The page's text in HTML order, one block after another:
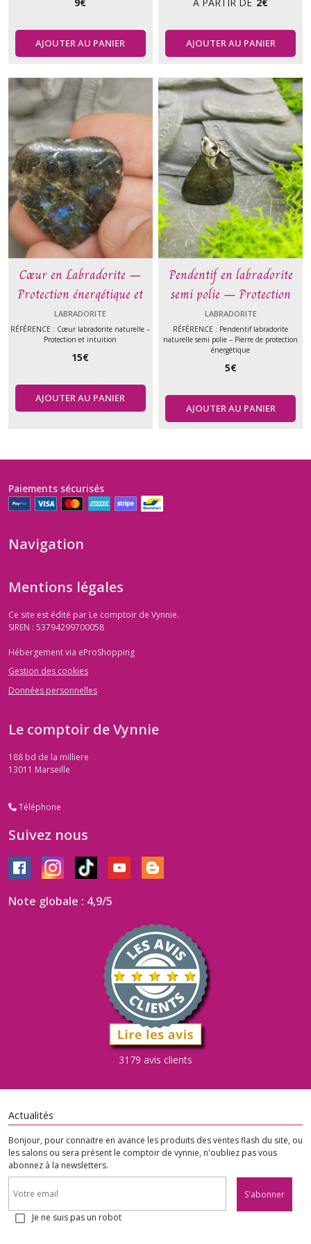
9€
AJOUTER AU PANIER
À PARTIR DE 2€
AJOUTER AU PANIER
Cœur en Labradorite –
Protection énergétique et
intuition – Pierre
naturelle
LABRADORITE
RÉFÉRENCE : Cœur labradorite naturelle –
Protection et intuition
15€
AJOUTER AU PANIER
Pendentif en labradorite
semi polie – Protection
énergétique et intuition –
Pierre naturelle
LABRADORITE
RÉFÉRENCE : Pendentif labradorite
naturelle semi polie – Pierre de protection
énergétique
5€
AJOUTER AU PANIER
Paiements sécurisés
Navigation
Mentions légales
Ce site est édité par Le comptoir de Vynnie.
SIREN : 53794299700058
Hébergement via eProShopping
Gestion des cookies
Données personnelles
Le comptoir de Vynnie
188 bd de la milliere
13011 Marseille
Téléphone
Suivez nous
Note globale : 4,9/5
3179 avis clients
Actualités
Bonjour, pour connaitre en avance les produits des ventes flash du site, ou
les salons ou sera présent le comptoir de vynnie, n'oubliez pas vous
abonnez à la newsletters.
S'abonner
Je ne suis pas un robot